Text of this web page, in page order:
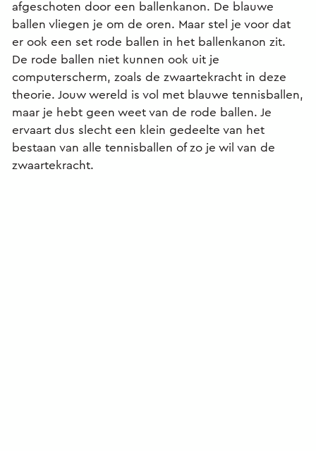
afgeschoten door een ballenkanon. De blauwe
ballen vliegen je om de oren. Maar stel je voor dat
er ook een set rode ballen in het ballenkanon zit.
De rode ballen niet kunnen ook uit je
computerscherm, zoals de zwaartekracht in deze
theorie. Jouw wereld is vol met blauwe tennisballen,
maar je hebt geen weet van de rode ballen. Je
ervaart dus slecht een klein gedeelte van het
bestaan van alle tennisballen of zo je wil van de
zwaartekracht.